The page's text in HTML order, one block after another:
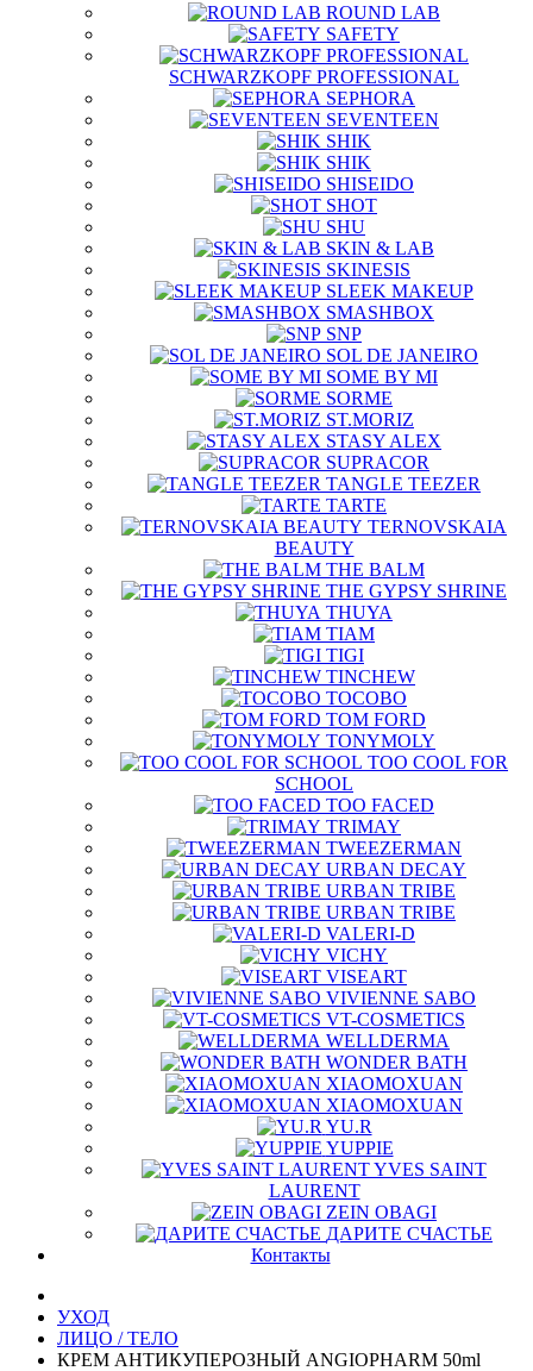
ROUND LAB
SAFETY
SCHWARZKOPF PROFESSIONAL
SEPHORA
SEVENTEEN
SHIK
SHIK
SHISEIDO
SHOT
SHU
SKIN & LAB
SKINESIS
SLEEK MAKEUP
SMASHBOX
SNP
SOL DE JANEIRO
SOME BY MI
SORME
ST.MORIZ
STASY ALEX
SUPRACOR
TANGLE TEEZER
TARTE
TERNOVSKAIA
BEAUTY
THE BALM
THE GYPSY SHRINE
THUYA
TIAM
TIGI
TINCHEW
TOCOBO
TOM FORD
TONYMOLY
TOO COOL FOR
SCHOOL
TOO FACED
TRIMAY
TWEEZERMAN
URBAN DECAY
URBAN TRIBE
URBAN TRIBE
VALERI-D
VICHY
VISEART
VIVIENNE SABO
VT-COSMETICS
WELLDERMA
WONDER BATH
XIAOMOXUAN
XIAOMOXUAN
YU.R
YUPPIE
YVES SAINT
LAURENT
ZEIN OBAGI
ДАРИТЕ СЧАСТЬЕ
Контакты
УХОД
ЛИЦО / ТЕЛО
КРЕМ АНТИКУПЕРОЗНЫЙ ANGIOPHARM 50ml